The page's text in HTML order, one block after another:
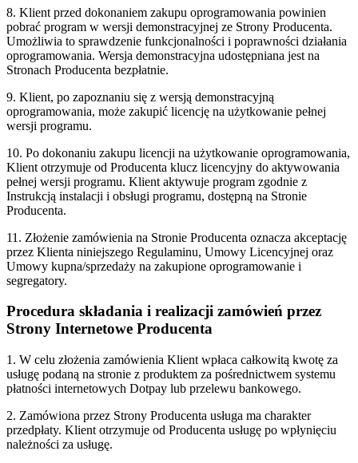
8. Klient przed dokonaniem zakupu oprogramowania powinien
pobrać program w wersji demonstracyjnej ze Strony Producenta.
Umożliwia to sprawdzenie funkcjonalności i poprawności działania
oprogramowania. Wersja demonstracyjna udostępniana jest na
Stronach Producenta bezpłatnie.
9. Klient, po zapoznaniu się z wersją demonstracyjną
oprogramowania, może zakupić licencję na użytkowanie pełnej
wersji programu.
10. Po dokonaniu zakupu licencji na użytkowanie oprogramowania,
Klient otrzymuje od Producenta klucz licencyjny do aktywowania
pełnej wersji programu. Klient aktywuje program zgodnie z
Instrukcją instalacji i obsługi programu, dostępną na Stronie
Producenta.
11. Złożenie zamówienia na Stronie Producenta oznacza akceptację
przez Klienta niniejszego Regulaminu, Umowy Licencyjnej oraz
Umowy kupna/sprzedaży na zakupione oprogramowanie i
segregatory.
Procedura składania i realizacji zamówień przez
Strony Internetowe Producenta
1. W celu złożenia zamówienia Klient wpłaca całkowitą kwotę za
usługę podaną na stronie z produktem za pośrednictwem systemu
płatności internetowych Dotpay lub przelewu bankowego.
2. Zamówiona przez Strony Producenta usługa ma charakter
przedpłaty. Klient otrzymuje od Producenta usługę po wpłynięciu
należności za usługę.